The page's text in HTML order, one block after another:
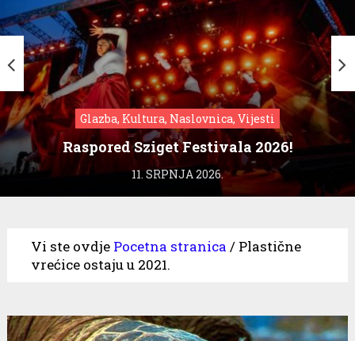
Glazba, Kultura, Naslovnica, Vijesti
Raspored Sziget Festivala 2026!
11. SRPNJA 2026.
Vi ste ovdje Pocetna stranica / Plastične
vrećice ostaju u 2021.